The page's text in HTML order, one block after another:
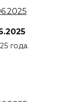
года.